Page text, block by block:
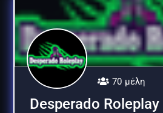
70 μέλη
Desperado Roleplay